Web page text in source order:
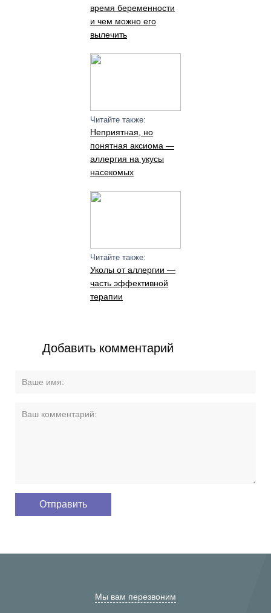
время беременности
и чем можно его
вылечить
Читайте также:
Неприятная, но
понятная аксиома —
аллергия на укусы
насекомых
Читайте также:
Уколы от аллергии —
часть эффективной
терапии
Добавить комментарий
Мы вам перезвоним